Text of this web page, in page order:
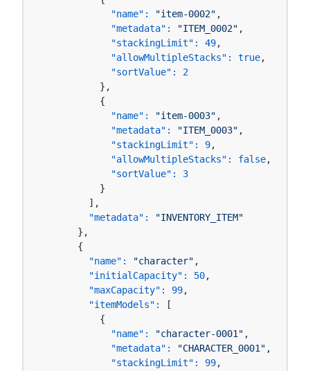
"name":
"item-0002" ,
"metadata":
"ITEM_0002" ,
"stackingLimit":
49,
"allowMultipleStacks":
true,
"sortValue":
2
          },
          {
"name":
"item-0003" ,
"metadata":
"ITEM_0003" ,
"stackingLimit":
9,
"allowMultipleStacks":
false,
"sortValue":
3
          }
        ],
"metadata":
"INVENTORY_ITEM"
      },
      {
"name":
"character" ,
"initialCapacity":
50,
"maxCapacity":
99,
"itemModels":
[
          {
"name":
"character-0001" ,
"metadata":
"CHARACTER_0001" ,
"stackingLimit":
99,